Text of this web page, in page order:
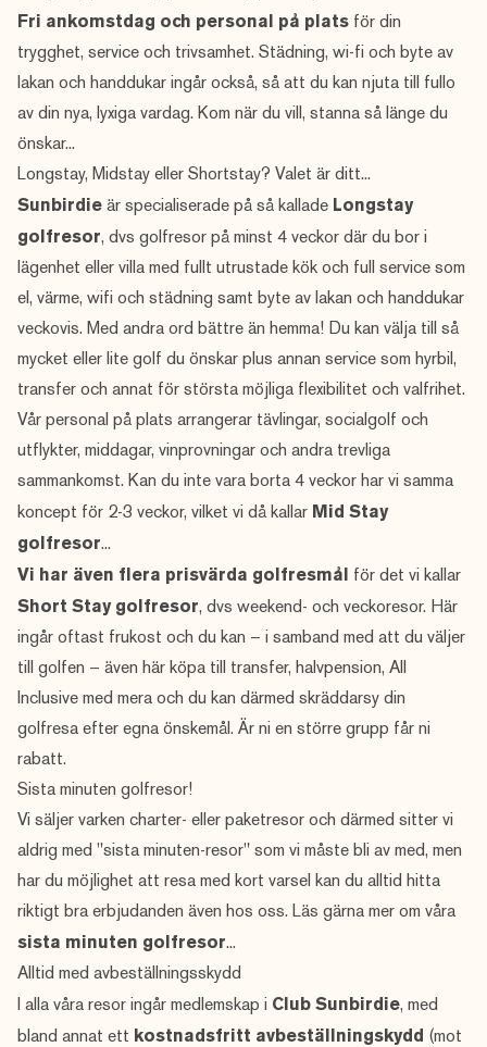
Fri ankomstdag och personal på plats för din
trygghet, service och trivsamhet. Städning, wi-fi och byte av
lakan och handdukar ingår också, så att du kan njuta till fullo
av din nya, lyxiga vardag. Kom när du vill, stanna så länge du
önskar...
Longstay, Midstay eller Shortstay? Valet är ditt...
Sunbirdie är specialiserade på så kallade Longstay
golfresor, dvs golfresor på minst 4 veckor där du bor i
lägenhet eller villa med fullt utrustade kök och full service som
el, värme, wifi och städning samt byte av lakan och handdukar
veckovis. Med andra ord bättre än hemma! Du kan välja till så
mycket eller lite golf du önskar plus annan service som hyrbil,
transfer och annat för största möjliga flexibilitet och valfrihet.
Vår personal på plats arrangerar tävlingar, socialgolf och
utflykter, middagar, vinprovningar och andra trevliga
sammankomst. Kan du inte vara borta 4 veckor har vi samma
koncept för 2-3 veckor, vilket vi då kallar Mid Stay
golfresor...
Vi har även flera prisvärda golfresmål för det vi kallar
Short Stay golfresor, dvs weekend- och veckoresor. Här
ingår oftast frukost och du kan – i samband med att du väljer
till golfen – även här köpa till transfer, halvpension, All
Inclusive med mera och du kan därmed skräddarsy din
golfresa efter egna önskemål. Är ni en större grupp får ni
rabatt.
Sista minuten golfresor!
Vi säljer varken charter- eller paketresor och därmed sitter vi
aldrig med "sista minuten-resor" som vi måste bli av med, men
har du möjlighet att resa med kort varsel kan du alltid hitta
riktigt bra erbjudanden även hos oss. Läs gärna mer om våra
sista minuten golfresor...
Alltid med avbeställningsskydd
I alla våra resor ingår medlemskap i Club Sunbirdie, med
bland annat ett kostnadsfritt avbeställningskydd (mot